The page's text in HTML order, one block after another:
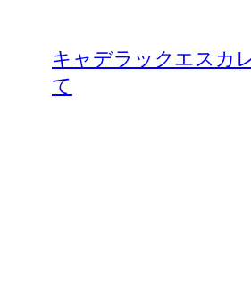
キャデラックエスカ
て